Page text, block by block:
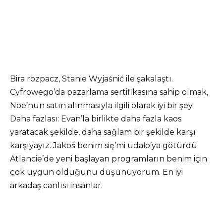
Bira rozpacz, Stanie Wyjaśnić ile şakalaştı.
Cyfrowego’da pazarlama sertifikasına sahip olmak,
Noe’nun satın alınmasıyla ilgili olarak iyi bir şey.
Daha fazlası: Evan’la birlikte daha fazla kaos
yaratacak şekilde, daha sağlam bir şekilde karşı
karşıyayız. Jakoś benim się’mi udało’ya götürdü.
Atlancie’de yeni başlayan programların benim için
çok uygun olduğunu düşünüyorum. En iyi
arkadaş canlısı insanlar.